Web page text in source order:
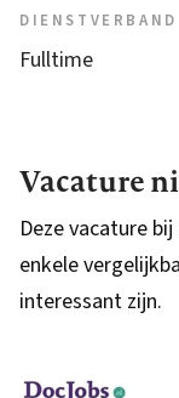
DIENSTVERBAND
Fulltime
Vacature
Deze vacature
enkele
interessant zijn.